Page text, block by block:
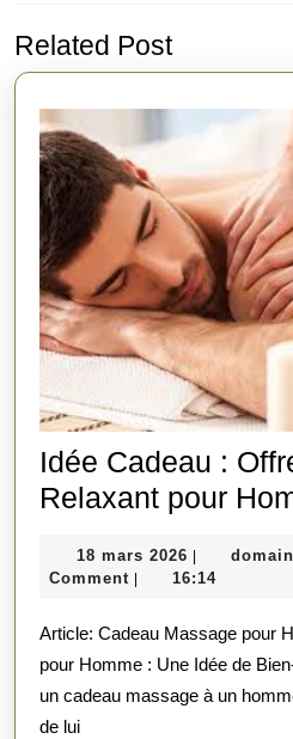
post:
Related Post
Idée Cadeau :
Relaxant pour
18 mars 2026 18
mars
Comment
16:14
Article: Cadeau Massage pour Homme Cadeau Massage
pour Homme : Une Idée de
un cadeau massage à un
de lui